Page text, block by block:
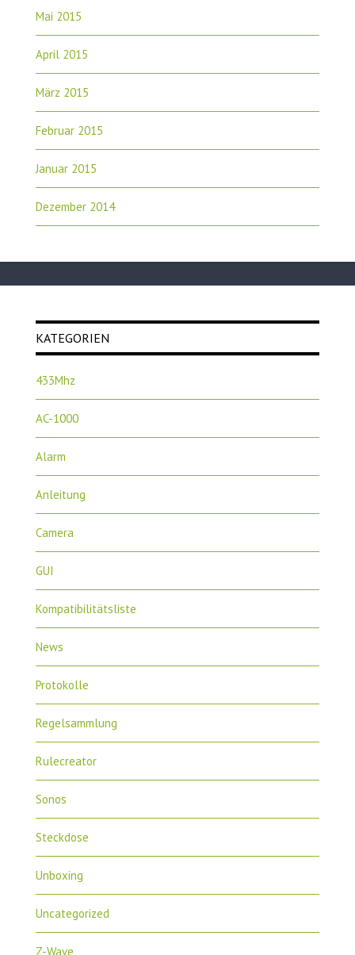
Mai 2015
April 2015
März 2015
Februar 2015
Januar 2015
Dezember 2014
KATEGORIEN
433Mhz
AC-1000
Alarm
Anleitung
Camera
GUI
Kompatibilitätsliste
News
Protokolle
Regelsammlung
Rulecreator
Sonos
Steckdose
Unboxing
Uncategorized
Z-Wave